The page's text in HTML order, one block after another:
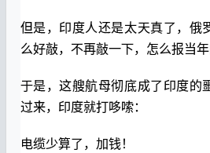
但是，印度人还是太天真了，俄
么好敲，不再敲一下，怎么报当年
于是，这艘航母彻底成了印度的
过来，印度就打哆嗦：
电缆少算了，加钱！